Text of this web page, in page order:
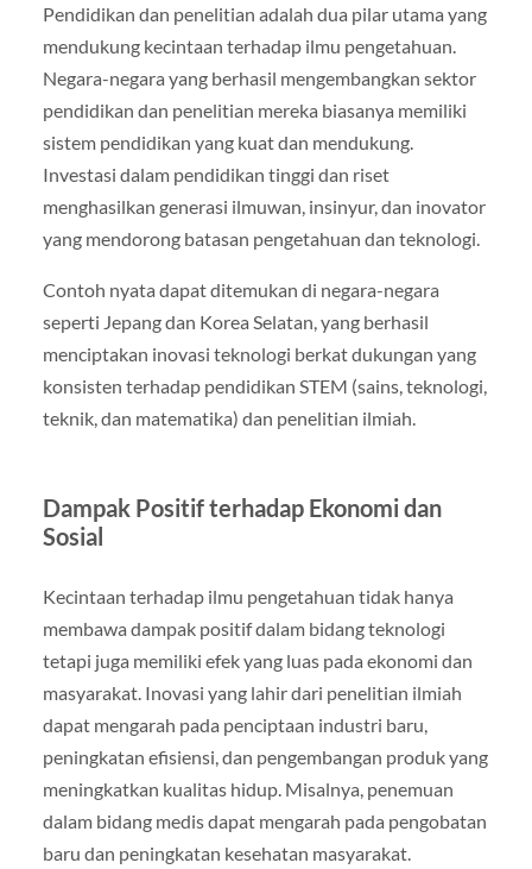
Pendidikan dan penelitian adalah dua pilar utama yang
mendukung kecintaan terhadap ilmu pengetahuan.
Negara-negara yang berhasil mengembangkan sektor
pendidikan dan penelitian mereka biasanya memiliki
sistem pendidikan yang kuat dan mendukung.
Investasi dalam pendidikan tinggi dan riset
menghasilkan generasi ilmuwan, insinyur, dan inovator
yang mendorong batasan pengetahuan dan teknologi.
Contoh nyata dapat ditemukan di negara-negara
seperti Jepang dan Korea Selatan, yang berhasil
menciptakan inovasi teknologi berkat dukungan yang
konsisten terhadap pendidikan STEM (sains, teknologi,
teknik, dan matematika) dan penelitian ilmiah.
Dampak Positif terhadap Ekonomi dan
Sosial
Kecintaan terhadap ilmu pengetahuan tidak hanya
membawa dampak positif dalam bidang teknologi
tetapi juga memiliki efek yang luas pada ekonomi dan
masyarakat. Inovasi yang lahir dari penelitian ilmiah
dapat mengarah pada penciptaan industri baru,
peningkatan efisiensi, dan pengembangan produk yang
meningkatkan kualitas hidup. Misalnya, penemuan
dalam bidang medis dapat mengarah pada pengobatan
baru dan peningkatan kesehatan masyarakat.